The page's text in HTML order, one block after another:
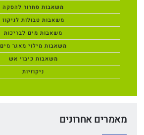
משאבות סחרור להסקה
משאבות טבולות לניקוז
משאבות מים לבריכות
משאבות מילוי מאגר מים
משאבות כיבוי אש
ניקוזיות
מאמרים אחרונים